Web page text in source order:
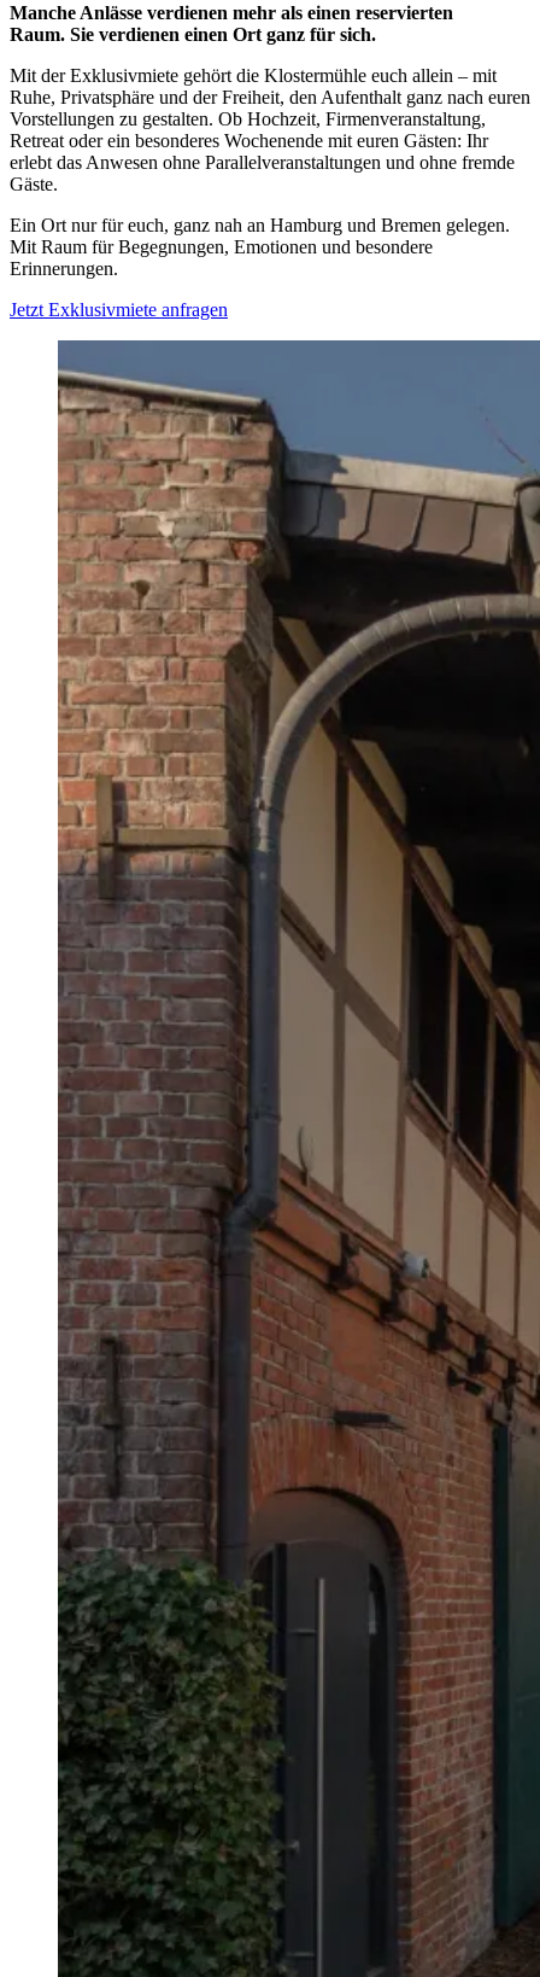
Manche Anlässe verdienen mehr als einen reservierten
Raum. Sie verdienen einen Ort ganz für sich.
Mit der Exklusivmiete gehört die Klostermühle euch allein – mit
Ruhe, Privatsphäre und der Freiheit, den Aufenthalt ganz nach euren
Vorstellungen zu gestalten. Ob Hochzeit, Firmenveranstaltung,
Retreat oder ein besonderes Wochenende mit euren Gästen: Ihr
erlebt das Anwesen ohne Parallelveranstaltungen und ohne fremde
Gäste.
Ein Ort nur für euch, ganz nah an Hamburg und Bremen gelegen.
Mit Raum für Begegnungen, Emotionen und besondere
Erinnerungen.
Jetzt Exklusivmiete anfragen